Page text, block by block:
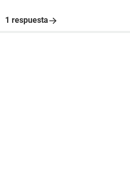
1 respuesta